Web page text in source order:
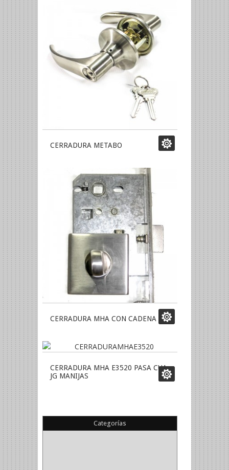
CERRADURA METABO
CERRADURA MHA CON CADENA
CERRADURA MHA E3520 PASA CUA
JG MANIJAS
Categorías